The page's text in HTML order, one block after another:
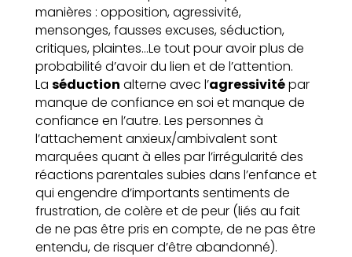
manières : opposition, agressivité,
mensonges, fausses excuses, séduction,
critiques, plaintes…Le tout pour avoir plus de
probabilité d’avoir du lien et de l’attention.
La séduction alterne avec l’agressivitépar
manque de confiance en soi et manque de
confiance en l’autre. Les personnes à
l’attachement anxieux/ambivalent sont
marquées quant à elles par l’irrégularité des
réactions parentales subies dans l’enfance et
qui engendre d’importants sentiments de
frustration, de colère et de peur (liés au fait
de ne pas être pris en compte, de ne pas être
entendu, de risquer d’être abandonné).